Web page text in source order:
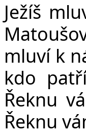
Ježíš
mluví k
kdo
Řeknu
Řeknu